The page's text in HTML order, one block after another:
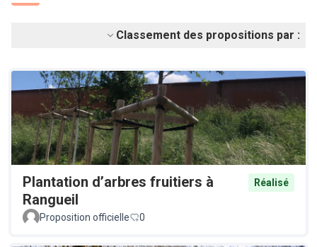
Classement des propositions par :
Plantation d’arbres fruitiers à
Rangueil
Réalisé
Proposition officielle 0